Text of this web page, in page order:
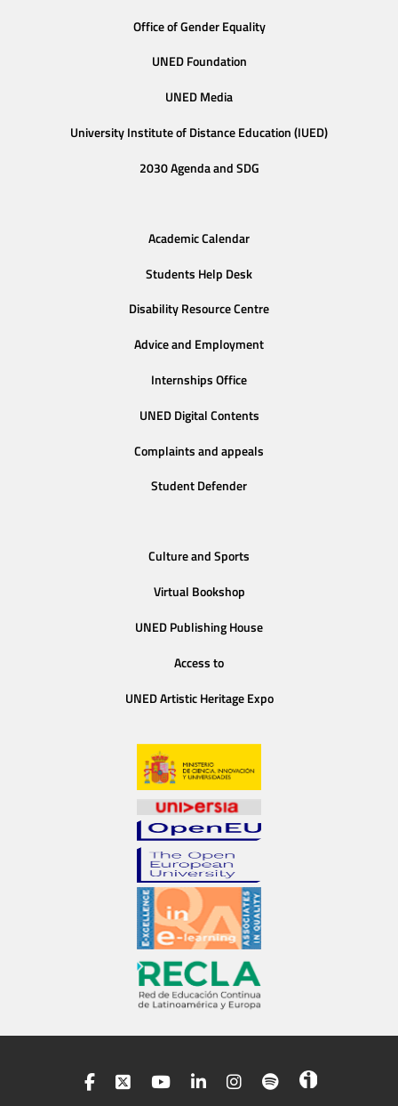
Office of Gender Equality
UNED Foundation
UNED Media
University Institute of Distance Education (IUED)
2030 Agenda and SDG
Academic Calendar
Students Help Desk
Disability Resource Centre
Advice and Employment
Internships Office
UNED Digital Contents
Complaints and appeals
Student Defender
Culture and Sports
Virtual Bookshop
UNED Publishing House
Access to
UNED Artistic Heritage Expo